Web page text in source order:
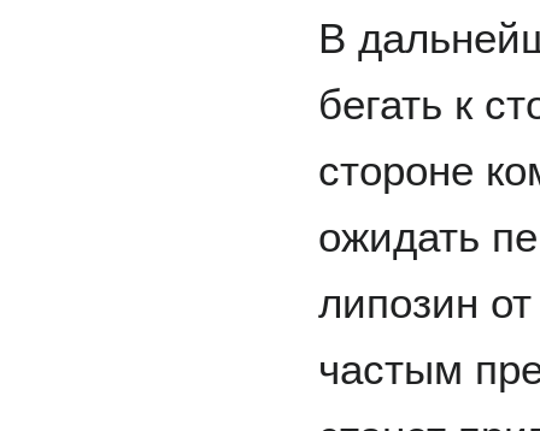
В
бегать к
стороне
ожидать
липозин
частым